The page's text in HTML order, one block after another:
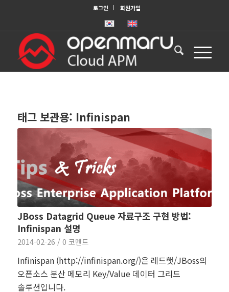
로그인 회원가입
태그 보관용: Infinispan
JBoss Datagrid Queue 자료구조 구현 방법:
Infinispan 설명
2014-02-26 / 0 코멘트
Infinispan (http://infinispan.org/)은 레드햇/JBoss의
오픈소스 분산 메모리 Key/Value 데이터 그리드
솔루션입니다.